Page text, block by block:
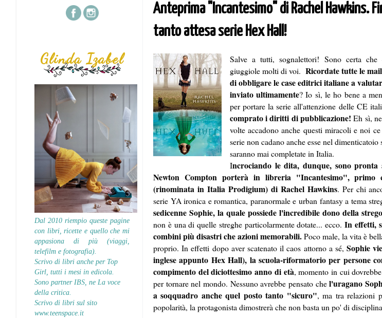
Anteprima "Incantesimo" di Rachel Hawkins.
tanto attesa serie Hex Hall!
Salve a tutti, sognalettori! Sono certa
giuggiole molti di voi. Ricordate tutte le
di obbligare le case editrici italiane a
inviato ultimamente? Io sì, le ho bene a
per portare la serie all'attenzione delle CE
comprato i diritti di pubblicazione! Eh sì,
volte accadono anche questi miracoli e noi
serie non cadano anche esse nel
saranno mai completate in Italia.
Incrociando le dita, dunque, sono
Newton Compton porterà in libreria "Incantesimo",
(rinominata in Italia Prodigium) di Rachel Hawkins. Per chi
serie YA ironica e romantica, paranormale e urban fantasy a tema
sedicenne Sophie, la quale possiede l'incredibile dono della
non è una di quelle streghe particolarmente dotate... ecco. In effetti,
combini più disastri che azioni memorabili.Poco male, la vita è
proprio. In effetti dopo aver scatenato il caos attorno a sé,Sophie
inglese appunto Hex Hall), la scuola-riformatorio per persone
compimento del diciottesimo anno di età, momento in cui
per tornare nel mondo. Nessuno avrebbe pensato chel'uragano
a soqquadro anche quel posto tanto "sicuro", ma tra relazioni
popolarità, la protagonista dimostrerà che non basta un po' di
Glinda Izabel
Dal 2010 riempio queste pagine
con libri, ricette e quello che mi
appasiona di più (viaggi,
telefilm e fotografia).
Scrivo di libri anche per Top
Girl, tutti i mesi in edicola.
Sono partner IBS, ne La voce
della critica.
Scrivo di libri sul sito
www.teenspace.it